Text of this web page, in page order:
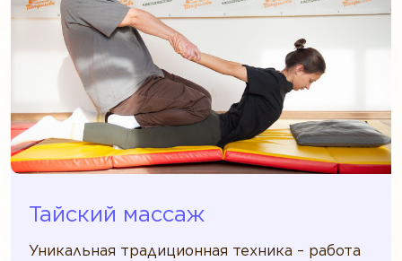
Тайский массаж
Уникальная традиционная техника – работа